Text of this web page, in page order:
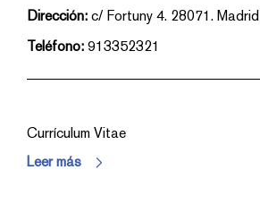
Dirección: c/ Fortuny 4. 28071. Madrid
Teléfono: 913352321
Currículum Vitae
Leer más